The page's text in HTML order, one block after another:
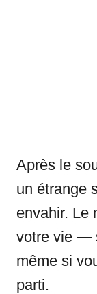
Après le
un étrange
envahir. Le
votre vie —
même si
parti.